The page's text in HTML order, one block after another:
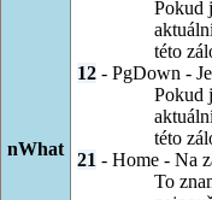
nWhat
Pokud
této
12- PgDown -
Pokud
této
21 - Home - Na
To